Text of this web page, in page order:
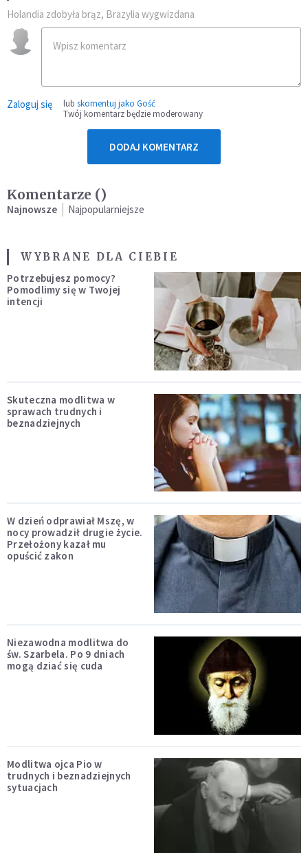
Holandia zdobyła brąz, Brazylia wygwizdana
Zaloguj się lub skomentuj jako Gość
Twój komentarz będzie moderowany
DODAJ KOMENTARZ
Komentarze ()
Najnowsze Najpopularniejsze
WYBRANE DLA CIEBIE
Potrzebujesz pomocy?
Pomodlimy się w Twojej
intencji
Skuteczna modlitwa w
sprawach trudnych i
beznadziejnych
W dzień odprawiał Mszę, w
nocy prowadził drugie życie.
Przełożony kazał mu
opuścić zakon
Niezawodna modlitwa do
św. Szarbela. Po 9 dniach
mogą dziać się cuda
Modlitwa ojca Pio w
trudnych i beznadziejnych
sytuacjach